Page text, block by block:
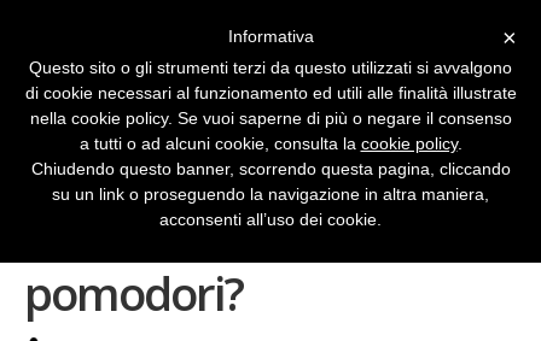
Quanto costano i
pomodori?
×
Informativa
Questo sito o gli strumenti terzi da questo utilizzati si avvalgono
di cookie necessari al funzionamento ed utili alle finalità illustrate
nella cookie policy. Se vuoi saperne di più o negare il consenso
a tutti o ad alcuni cookie, consulta la cookie policy.
Chiudendo questo banner, scorrendo questa pagina, cliccando
su un link o proseguendo la navigazione in altra maniera,
acconsenti all’uso dei cookie.